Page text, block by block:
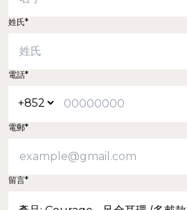
姓氏*
電話*
電郵*
留言*